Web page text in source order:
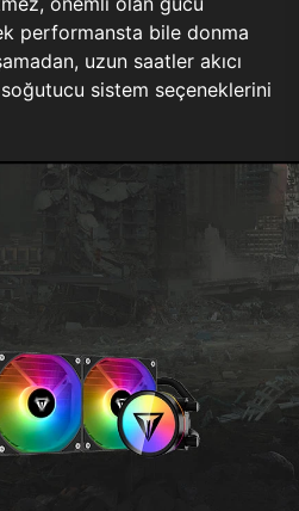
performansta bile donma
uzun saatler akıcı
sistem seçeneklerini